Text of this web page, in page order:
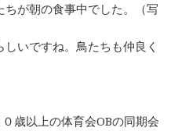
が朝の食事中でした。（写
いですね。鳥たちも仲良く
歳以上の体育会OBの同期会